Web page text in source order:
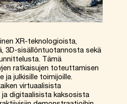
XR-teknologioista,
3D-sisällöntuotannosta sekä
Tämä
ratkaisujen toteuttamisen
ja julkisille toimijoille.
virtuaalisista
digitaalisista kaksosista